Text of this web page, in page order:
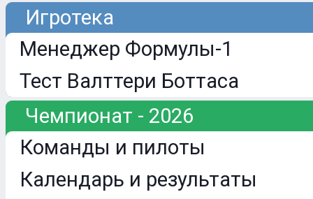
Игротека
Менеджер Формулы-1
Тест Валттери Боттаса
Чемпионат - 2026
Команды и пилоты
Календарь и результаты